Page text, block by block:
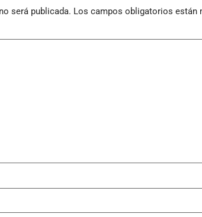
será publicada. Los campos obligatorios están